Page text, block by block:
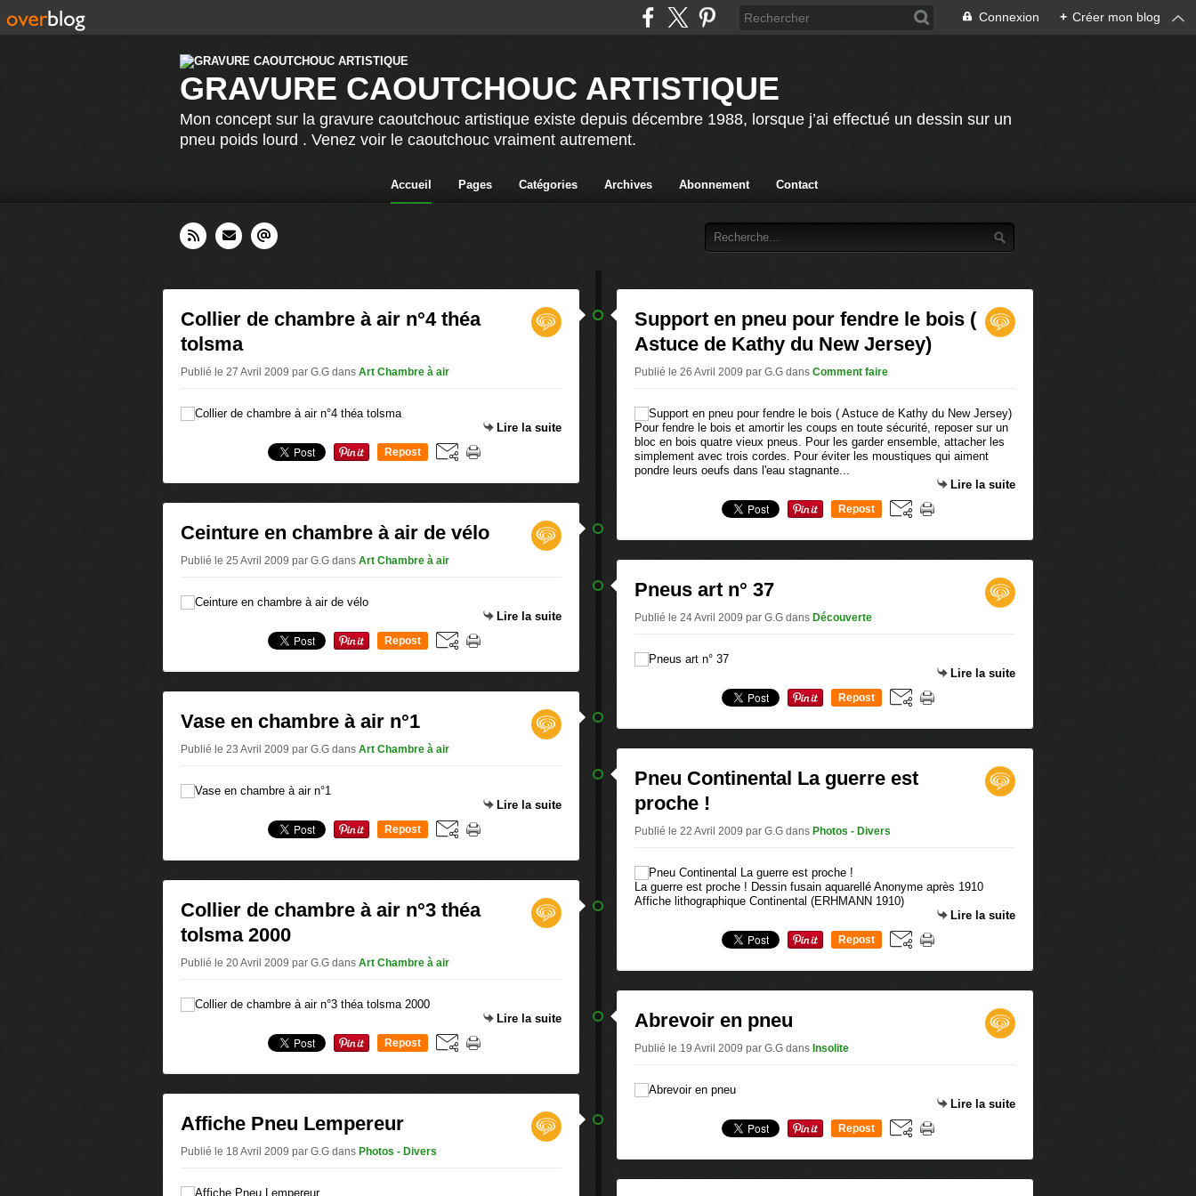
Connexion + Créer mon blog
GRAVURE CAOUTCHOUC ARTISTIQUE
Mon concept sur la gravure caoutchouc artistique existe depuis décembre 1988, lorsque j’ai effectué un dessin sur un
pneu poids lourd . Venez voir le caoutchouc vraiment autrement.
Accueil Pages Catégories Archives Abonnement Contact
Collier de chambre à air n°4 théa
tolsma
Publié le 27 Avril 2009 par G.G dans Art Chambre à air
Lire la suite
Repost
Ceinture en chambre à air de vélo
Publié le 25 Avril 2009 par G.G dans Art Chambre à air
Lire la suite
Repost
Vase en chambre à air n°1
Publié le 23 Avril 2009 par G.G dans Art Chambre à air
Lire la suite
Repost
Collier de chambre à air n°3 théa
tolsma 2000
Publié le 20 Avril 2009 par G.G dans Art Chambre à air
Lire la suite
Repost
Affiche Pneu Lempereur
Publié le 18 Avril 2009 par G.G dans Photos - Divers
Support en pneu pour fendre le bois (
Astuce de Kathy du New Jersey)
Publié le 26 Avril 2009 par G.G dans Comment faire
Pour fendre le bois et amortir les coups en toute sécurité, reposer sur un
bloc en bois quatre vieux pneus. Pour les garder ensemble, attacher les
simplement avec trois cordes. Pour éviter les moustiques qui aiment
pondre leurs oeufs dans l'eau stagnante...
Lire la suite
Repost
Pneus art n° 37
Publié le 24 Avril 2009 par G.G dans Découverte
Lire la suite
Repost
Pneu Continental La guerre est
proche !
Publié le 22 Avril 2009 par G.G dans Photos - Divers
La guerre est proche ! Dessin fusain aquarellé Anonyme après 1910
Affiche lithographique Continental (ERHMANN 1910)
Lire la suite
Repost
Abrevoir en pneu
Publié le 19 Avril 2009 par G.G dans Insolite
Lire la suite
Repost